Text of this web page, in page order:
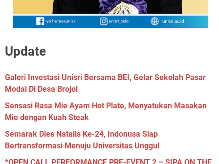
Update
Galeri Investasi Unisri Bersama BEI, Gelar Sekolah Pasar
Modal Di Desa Brojol
Sensasi Rasa Mie Ayam Hot Plate, Menyatukan Masakan
Mie dengan Kuah Steak
Semarak Dies Natalis Ke-24, Indonusa Siap
Bertransformasi Menuju Universitas Unggul